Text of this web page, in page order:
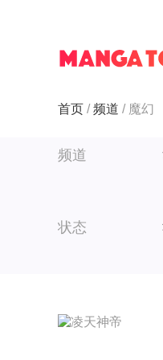
首页 频道 魔幻
频道
状态